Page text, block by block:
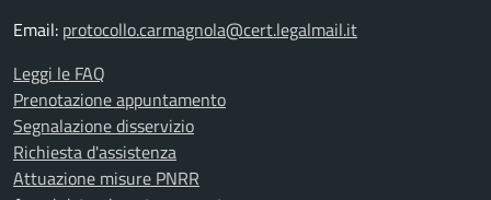
Email: protocollo.carmagnola@cert.legalmail.it
Leggi le FAQ
Prenotazione appuntamento
Segnalazione disservizio
Richiesta d'assistenza
Attuazione misure PNRR